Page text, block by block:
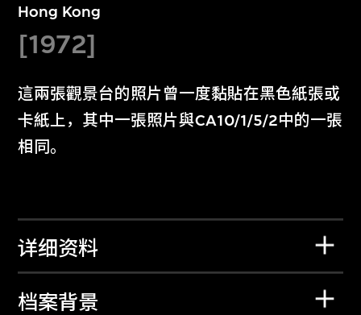
Hong Kong
[1972]
這兩張觀景台的照片曾一度黏貼在黑色紙張或
卡紙上，其中一張照片與CA10/1/5/2中的一張
相同。
详细资料
档案背景